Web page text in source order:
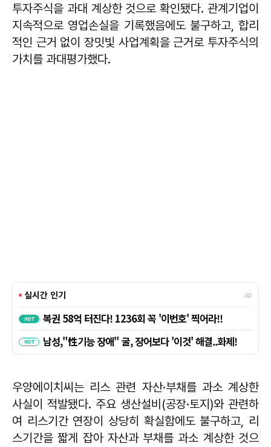
투자주식을 과대 계상한 것으로 확인됐다. 관계기업이
지속적으로 영업손실을 기록했음에도 불구하고, 합리
적인 근거 없이 장밋빛 사업계획을 근거로 투자주식의
가치를 과대평가했다.
우양에이치씨는 리스 관련 자산·부채를 과소 계상한
사실이 적발됐다. 주요 생산설비(공장·토지)와 관련하
여 리스기간 연장이 상당히 확실함에도 불구하고, 리
스기간을 짧게 잡아 자산과 부채를 과소 계상한 것으